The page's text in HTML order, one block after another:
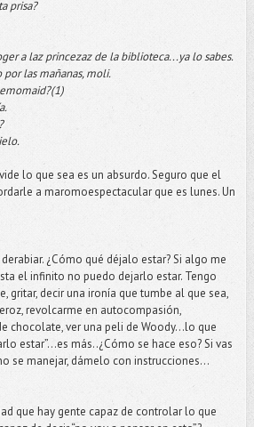
prisa?
a laz princezaz de la biblioteca...ya lo sabes.
las mañanas, moli.
lo que sea es un absurdo. Seguro que el
a maromoespectacular que es lunes. Un
¿Cómo qué déjalo estar? Si algo me
el infinito no puedo dejarlo estar. Tengo
gritar, decir una ironía que tumbe al que sea,
revolcarme en autocompasión,
chocolate, ver una peli de Woody…lo que
estar”…es más..¿Cómo se hace eso? Si vas
se manejar, dámelo con instrucciones…
que hay gente capaz de controlar lo que